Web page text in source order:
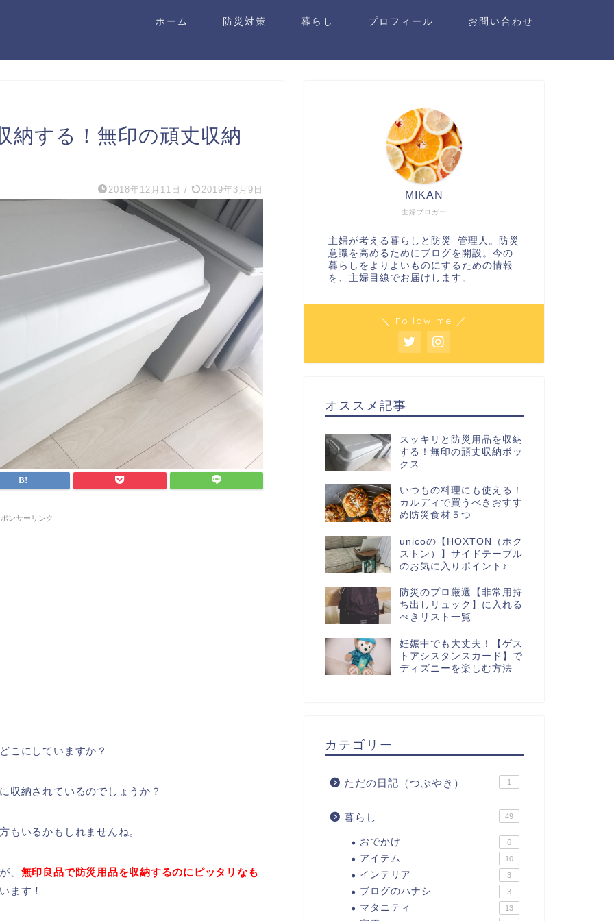
ホーム 防災対策 暮らし プロフィール お問い合わせ
納する！無印の頑丈収納
2018年12月11日 / 2019年3月9日
ンサーリンク
こにしていますか？
収納されているのでしょうか？
もいるかもしれませんね。
、 無印良品で防災用品を収納するのにピッタリなも
ます！
主婦ブロガー
MIKAN
主婦が考える暮らしと防災−管理人。防災
意識を高めるためにブログを開設。今の
暮らしをよりよいものにするための情報
を、主婦目線でお届けします。
＼ Follow me ／
オススメ記事
スッキリと防災用品を収納
する！無印の頑丈収納ボッ
クス
いつもの料理にも使える！
カルディで買うべきおすす
め防災食材５つ
unicoの【HOXTON（ホク
ストン）】サイドテーブル
のお気に入りポイント♪
防災のプロ厳選【非常用持
ち出しリュック】に入れる
べきリスト一覧
妊娠中でも大丈夫！【ゲス
トアシスタンスカード】で
ディズニーを楽しむ方法
カテゴリー
ただの日記（つぶやき） 1
暮らし 49
おでかけ 6
アイテム 10
インテリア 3
ブログのハナシ 3
マタニティ 13